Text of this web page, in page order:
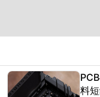
料